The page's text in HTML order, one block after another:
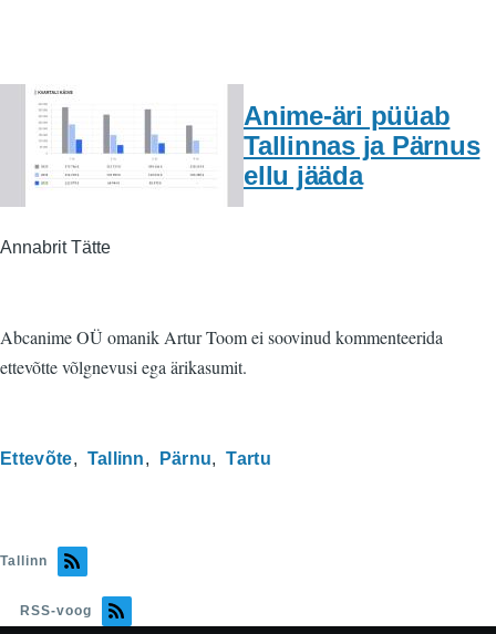
Anime-äri püüab
Tallinnas ja Pärnus
ellu jääda
Annabrit Tätte
Abcanime OÜ omanik Artur Toom ei soovinud kommenteerida
ettevõtte võlgnevusi ega ärikasumit.
Ettevõte Tallinn Pärnu Tartu
Tallinn
RSS-voog